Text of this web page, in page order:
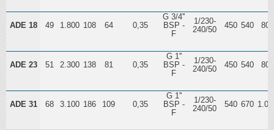
ADE 18 49 1.800 108 64 0,35
G 3/4''
BSP -
F
1/230-
240/50
450 540 800
ADE 23 51 2.300 138 81 0,35
G 1''
BSP -
F
1/230-
240/50
450 540 800
ADE 31 68 3.100 186 109 0,35
G 1''
BSP -
F
1/230-
240/50
540 670